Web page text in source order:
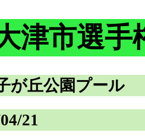
津市選
が丘公園プール
21